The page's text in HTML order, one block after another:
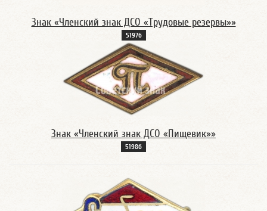
Знак «Членский знак ДСО «Трудовые резервы»»
5197б
Знак «Членский знак ДСО «Пищевик»»
5198б